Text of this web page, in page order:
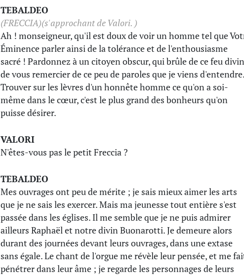
TEBALDEO
(FRECCIA)(s'approchant de Valori. )
Ah ! monseigneur, qu'il est doux de voir un homme tel que
Éminence parler ainsi de la tolérance et de l'enthousiasme
sacré ! Pardonnez à un citoyen obscur, qui brûle de ce feu
de vous remercier de ce peu de paroles que je viens d'entendre.
Trouver sur les lèvres d'un honnête homme ce qu'on a soi-
même dans le cœur, c'est le plus grand des bonheurs qu'on
puisse désirer.
VALORI
N'êtes-vous pas le petit Freccia ?
TEBALDEO
Mes ouvrages ont peu de mérite ; je sais mieux aimer les arts
que je ne sais les exercer. Mais ma jeunesse tout entière s'est
passée dans les églises. Il me semble que je ne puis admirer
ailleurs Raphaël et notre divin Buonarotti. Je demeure alors
durant des journées devant leurs ouvrages, dans une extase
sans égale. Le chant de l'orgue me révèle leur pensée, et me
pénétrer dans leur âme ; je regarde les personnages de leurs